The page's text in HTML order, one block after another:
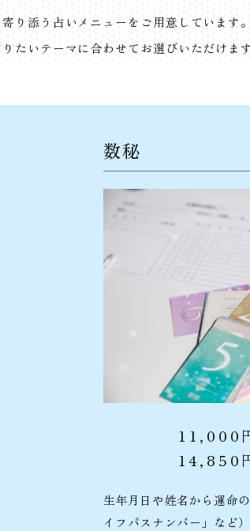
り添う占いメニューをご用意しています
たいテーマに合わせてお選びいただけます
数秘
11,000
14,850
生年月日や姓名から運命
イフパスナンバー」など